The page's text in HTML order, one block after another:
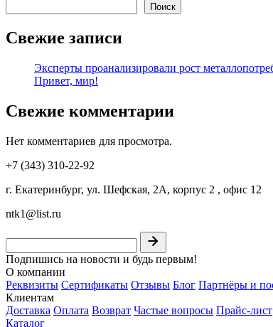
Поиск
Свежие записи
Эксперты проанализировали рост
Привет, мир!
Свежие комментарии
Нет комментариев для просмотра.
+7 (343) 310-22-92
г. Екатеринбург, ул. Шефская, 2А, корпус 2 , офис 12
ntk1@list.ru
Подпишись на новости и будь первым!
О компании
Реквизиты Сертификаты Отзывы Блог Партнёры и
Клиентам
Доставка Оплата Возврат Частые вопросы Прайс-лист
Каталог